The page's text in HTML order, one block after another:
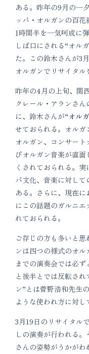
ある。昨年の9月の一
ッパ・オルガンの百
1時間半を一気呵成に
しば口にされる“オル
た。この鈴木さんが3
オルガンでリサイタル
昨年の4月の上旬、関
クレール・アランさ
に、鈴木さんが“オル
せておられる。オル
オルガン、コンサー
びオルガン音楽が直
くされておられる。
パ文化、音楽に対し
ある。さらに、現在
にこの話題のガルニ
れておられる。
ご存じの方も多いと
ンは四つの様式のオ
までの演奏会では必
と後半とでは反転さ
ン”とは菅野浩和先生
ような使われ方に対し
3月19日のリサイタル
しの演奏が行われる
さんの姿勢がうかが